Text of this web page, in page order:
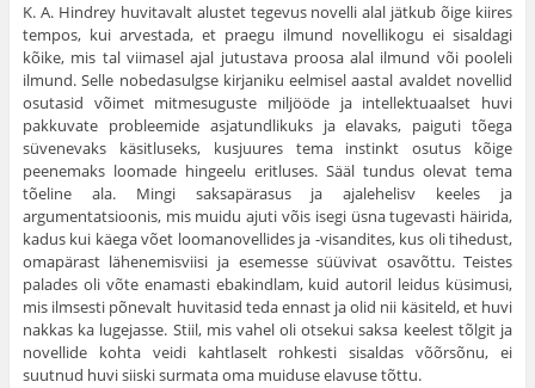
K. A. Hindrey huvitavalt alustet tegevus novelli alal jätkub õige kiires
tempos, kui arvestada, et praegu ilmund novellikogu ei sisaldagi
kõike, mis tal viimasel ajal jutustava proosa alal ilmund või pooleli
ilmund. Selle nobedasulgse kirjaniku eelmisel aastal avaldet novellid
osutasid võimet mitmesuguste miljööde ja intellektuaalset huvi
pakkuvate probleemide asjatundlikuks ja elavaks, paiguti tõega
süvenevaks käsitluseks, kusjuures tema instinkt osutus kõige
peenemaks loomade hingeelu eritluses. Sääl tundus olevat tema
tõeline ala. Mingi saksapärasus ja ajalehelisv keeles ja
argumentatsioonis, mis muidu ajuti võis isegi üsna tugevasti häirida,
kadus kui käega võet loomanovellides ja -visandites, kus oli tihedust,
omapärast lähenemisviisi ja esemesse süüvivat osavõttu. Teistes
palades oli võte enamasti ebakindlam, kuid autoril leidus küsimusi,
mis ilmsesti põnevalt huvitasid teda ennast ja olid nii käsiteld, et huvi
nakkas ka lugejasse. Stiil, mis vahel oli otsekui saksa keelest tõlgit ja
novellide kohta veidi kahtlaselt rohkesti sisaldas võõrsõnu, ei
suutnud huvi siiski surmata oma muiduse elavuse tõttu.